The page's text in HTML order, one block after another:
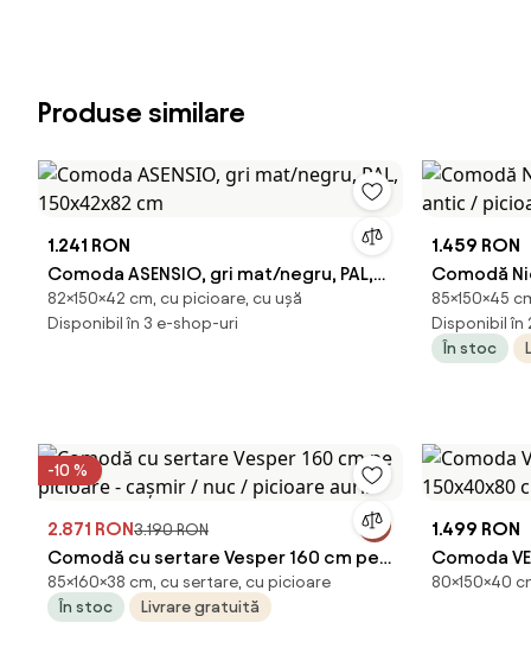
Produse similare
1.241 RON
Comoda ASENSIO, gri mat/negru, PAL,
150x42x82 cm
82×150×42 cm, cu picioare, cu ușă
Disponibil în 3 e-shop-uri
1.459 RON
Comodă
antic /
85×150×45
Disponibil în
În stoc
-10 %
2.871 RON3.190 RON
Comodă cu sertare Vesper 160 cm pe
picioare - cașmir / nuc / picioare aurii
85×160×38 cm, cu sertare, cu picioare
În stoc
Livrare gratuită
1.499 RON
Comoda
150x40x80
80×150×40